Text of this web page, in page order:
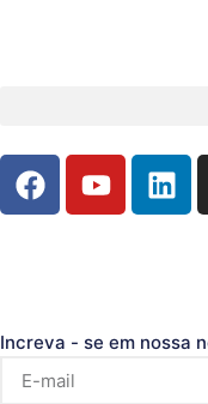
Increva - se em nossa